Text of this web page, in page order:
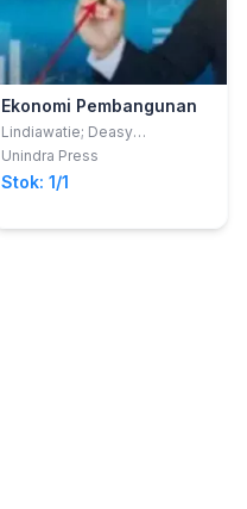
Ekonomi Pembangunan
Lindiawatie; Deasy
Nurmalasari
Unindra Press
Stok: 1/1